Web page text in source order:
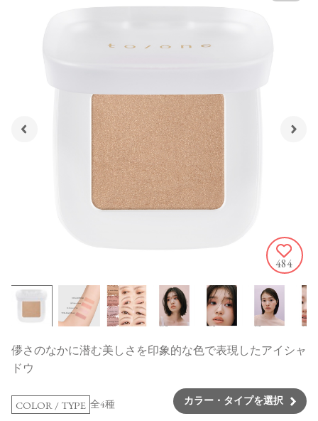
484
儚さのなかに潜む美しさを印象的な色で表現したアイシャ
ドウ
COLOR / TYPE 全4種 カラー・タイプを選択